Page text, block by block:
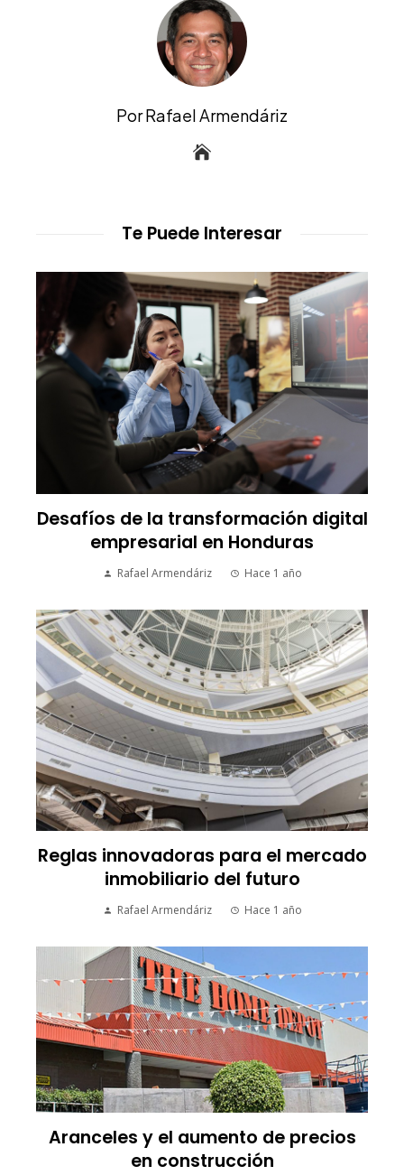
Por Rafael Armendáriz
Te Puede Interesar
Desafíos de la transformación digital
empresarial en Honduras
Rafael Armendáriz Hace 1 año
Reglas innovadoras para el mercado
inmobiliario del futuro
Rafael Armendáriz Hace 1 año
Aranceles y el aumento de precios
en construcción